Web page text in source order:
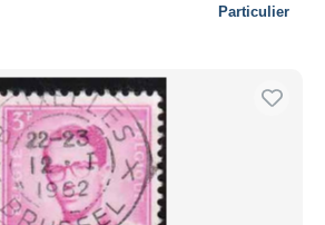
Particulier